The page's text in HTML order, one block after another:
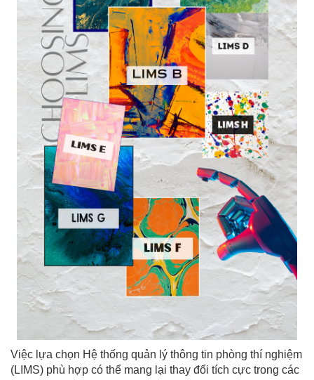
Việc lựa chọn Hệ thống quản lý thông tin phòng thí nghiệm
(LIMS) phù hợp có thể mang lại thay đổi tích cực trong các